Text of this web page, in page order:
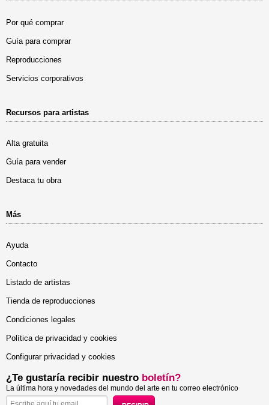
Por qué comprar
Guía para comprar
Reproducciones
Servicios corporativos
Recursos para artistas
Alta gratuita
Guía para vender
Destaca tu obra
Más
Ayuda
Contacto
Listado de artistas
Tienda de reproducciones
Condiciones legales
Política de privacidad y cookies
Configurar privacidad y cookies
¿Te gustaría recibir nuestro boletín?
La última hora y novedades del mundo del arte en tu correo electrónico